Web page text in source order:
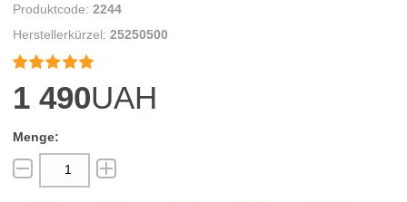
2244
25250500


1 490UAH